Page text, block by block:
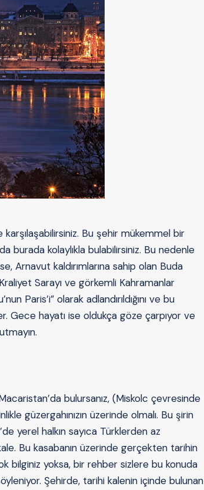
Bu şehir mükemmel bir
burada kolaylıkla bulabilirsiniz. Bu nedenle
Arnavut kaldırımlarına sahip olan Buda
Sarayı ve görkemli Kahramanlar
Paris’i” olarak adlandırıldığını ve bu
Gece hayatı ise oldukça göze çarpıyor ve
bulursanız, (Miskolc çevresinde
güzergahınızın üzerinde olmalı. Bu şirin
yerel halkın sayıca Türklerden az
Bu kasabanın üzerinde gerçekten tarihin
bilginiz yoksa, bir rehber sizlere bu konuda
Şehirde, tarihi kalenin içinde bulunan